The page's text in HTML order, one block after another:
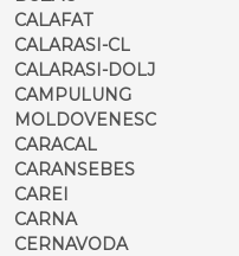
CALAFAT
CALARASI-CL
CALARASI-DOLJ
CAMPULUNG
MOLDOVENESC
CARACAL
CARANSEBES
CAREI
CARNA
CERNAVODA